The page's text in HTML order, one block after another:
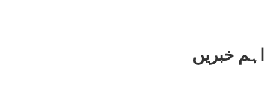
اہم خبریں